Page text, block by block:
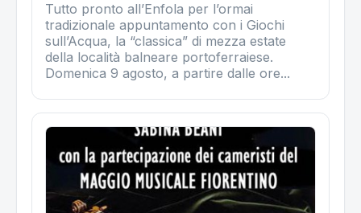
Tutto pronto all’Enfola per l’ormai
tradizionale appuntamento con i Giochi
sull’Acqua, la “classica” di mezza estate
della località balneare portoferraiese.
Domenica 9 agosto, a partire dalle ore...